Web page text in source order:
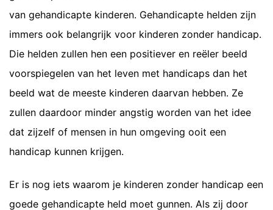
van gehandicapte kinderen. Gehandicapte helden zijn
immers ook belangrijk voor kinderen zonder handicap.
Die helden zullen hen een positiever en reëler beeld
voorspiegelen van het leven met handicaps dan het
beeld wat de meeste kinderen daarvan hebben. Ze
zullen daardoor minder angstig worden van het idee
dat zijzelf of mensen in hun omgeving ooit een
handicap kunnen krijgen.
Er is nog iets waarom je kinderen zonder handicap een
goede gehandicapte held moet gunnen. Als zij door